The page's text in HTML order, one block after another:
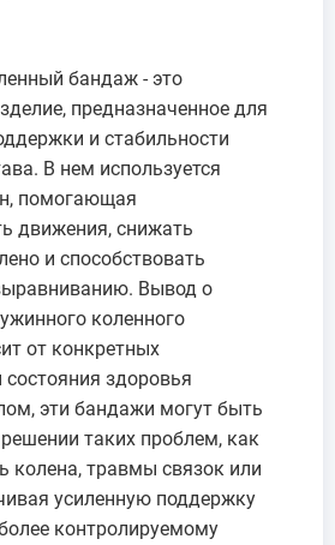
бандаж - это
предназначенное для
и стабильности
В нем используется
помогающая
движения, снижать
и способствовать
Вывод о
коленного
от конкретных
состояния здоровья
эти бандажи могут быть
таких проблем, как
колена, травмы связок или
усиленную поддержку
контролируемому